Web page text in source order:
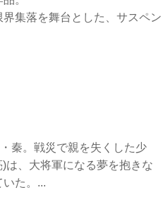
集落を舞台とした、サスペン
秦。戦災で親を失くした少
は、大将軍になる夢を抱きな
た。...